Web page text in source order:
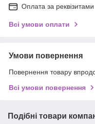
Оплата за реквізитами
Всі умови оплати
Умови повернення
Повернення товару
Всі умови повернення
Подібні товари